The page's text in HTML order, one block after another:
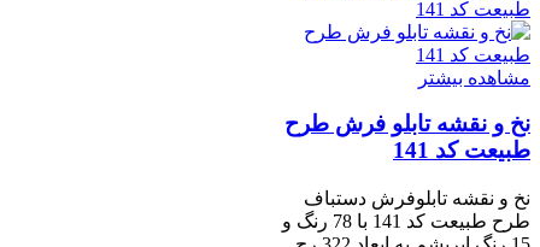
مشاهده بیشتر
نخ و نقشه تابلو فرش طرح
طبیعت کد 141
نخ و نقشه تابلوفرش دستباف
طرح طبیعت کد 141 با 78 رنگ و